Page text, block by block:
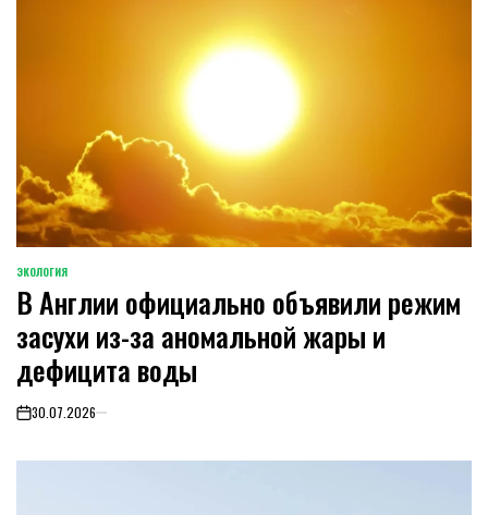
POSTED
IN
ЭКОЛОГИЯ
В Англии официально объявили режим
засухи из-за аномальной жары и
дефицита воды
on30.07.2026